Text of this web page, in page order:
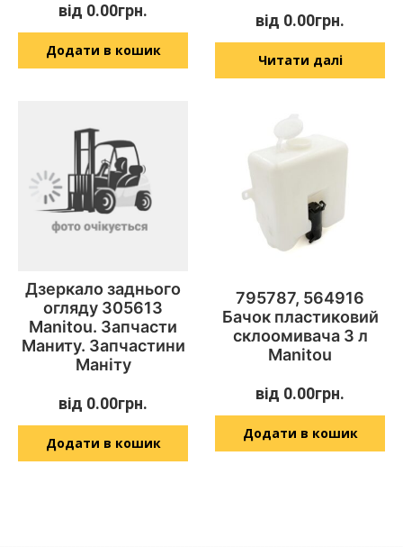
від 0.00грн.
Додати в кошик
від 0.00грн.
Читати далі
Дзеркало заднього
огляду 305613
Manitou. Запчасти
Маниту. Запчастини
Маніту
від 0.00грн.
Додати в кошик
795787, 564916
Бачок пластиковий
склоомивача 3 л
Manitou
від 0.00грн.
Додати в кошик